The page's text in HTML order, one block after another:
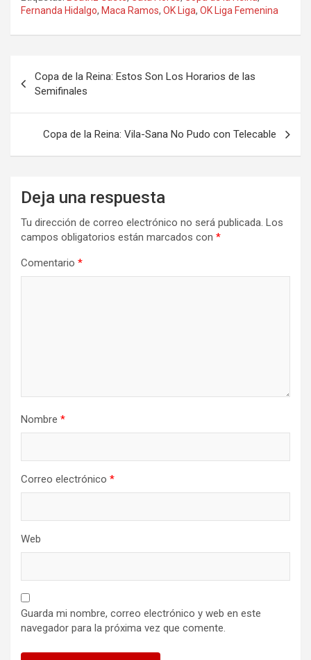
Fernanda Hidalgo, Maca Ramos, OK Liga, OK Liga Femenina
de
entradas
Copa de la Reina: Estos Son Los Horarios de las
Semifinales
Copa de la Reina: Vila-Sana No Pudo con Telecable
Deja una respuesta
Tu dirección de correo electrónico no será publicada. Los
campos obligatorios están marcados con *
Comentario *
Nombre *
Correo electrónico *
Web
Guarda mi nombre, correo electrónico y web en este
navegador para la próxima vez que comente.